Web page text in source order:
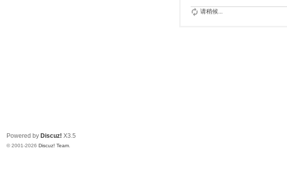
请稍候...
Powered by Discuz! X3.5
© 2001-2026Discuz! Team